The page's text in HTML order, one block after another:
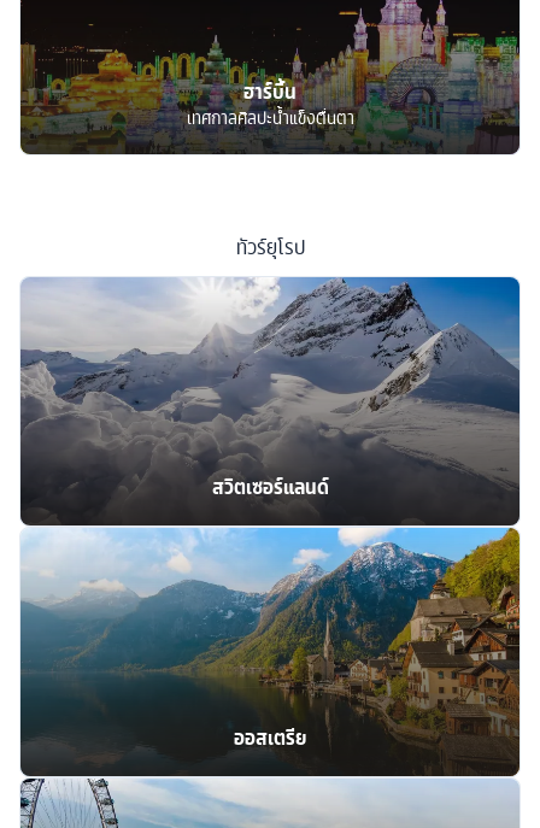
ฮาร์บิ้น
เทศกาลศิลปะน้ำแข็งตื่นตา
ทัวร์ยุโรป
สวิตเซอร์แลนด์
ออสเตรีย